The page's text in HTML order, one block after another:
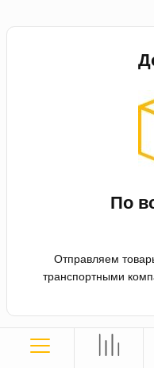
По
Отправляем
транспортными